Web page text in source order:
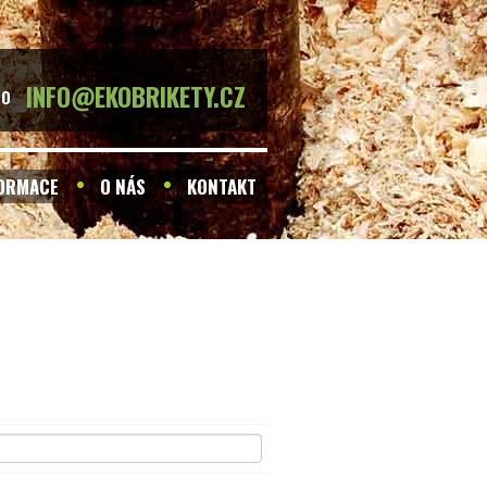
INFO@EKOBRIKETY.CZ
O NÁS KONTAKT